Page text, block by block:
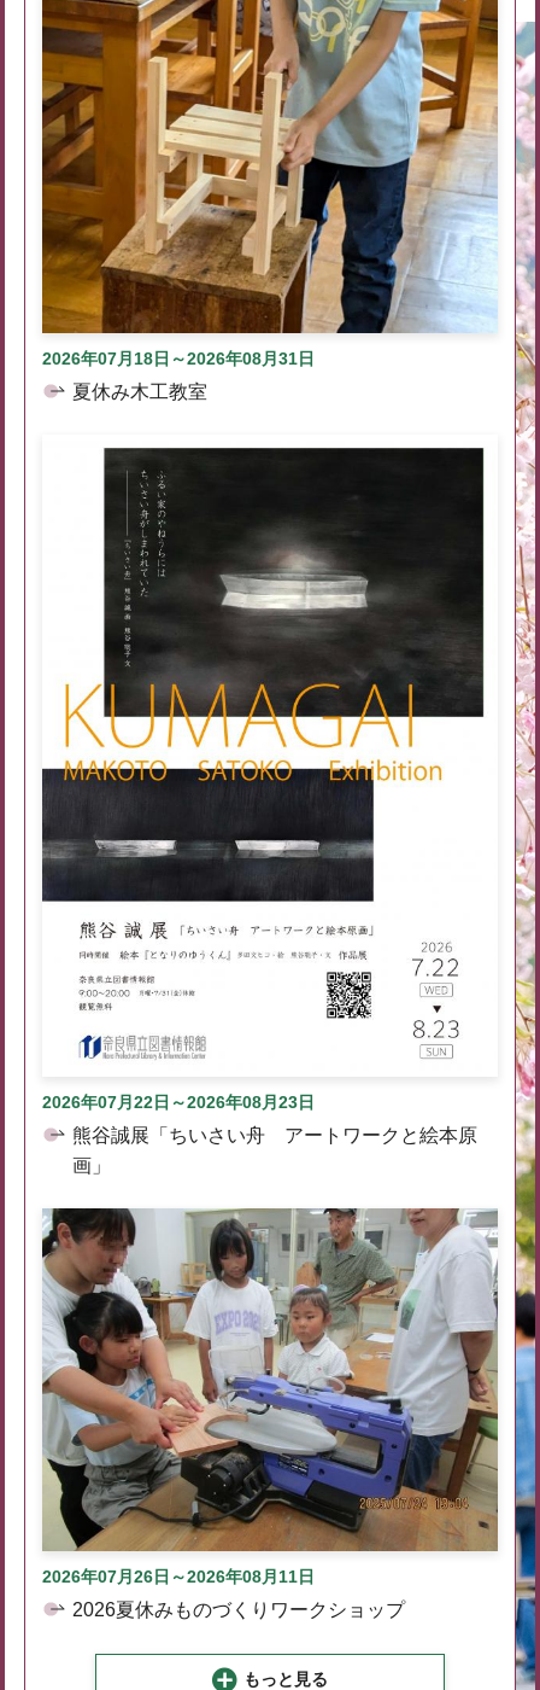
2026年07月18日～2026年08月31日
夏休み木工教室
2026年07月22日～2026年08月23日
熊谷誠展「ちいさい舟 アートワークと絵本原
画」
2026年07月26日～2026年08月11日
2026夏休みものづくりワークショップ
もっと見る